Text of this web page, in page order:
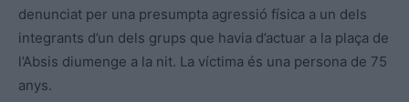
denunciat per una presumpta agressió física a un dels
integrants d’un dels grups que havia d’actuar a la plaça de
l’Absis diumenge a la nit. La víctima és una persona de 75
anys.